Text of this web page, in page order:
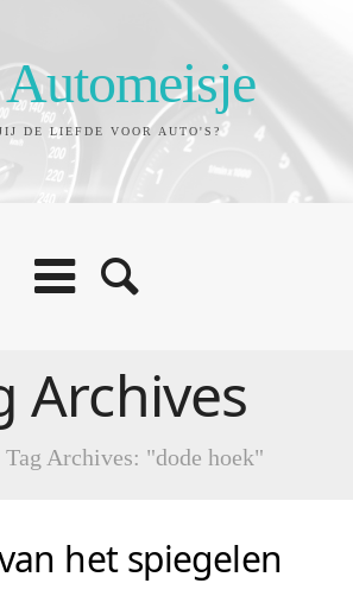
DE LIEFDE VOOR AUTO'S?
Archives
Tag Archives: "dode hoek"
het spiegelen